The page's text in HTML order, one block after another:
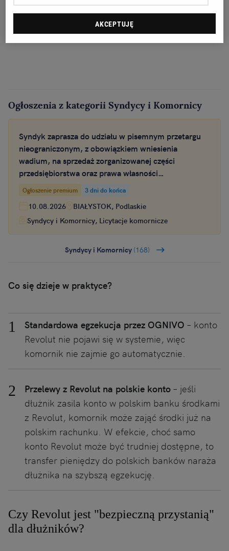
Ogłoszenia z kategorii Syndycy i Komornicy
Syndyk zaprasza do udziału w pisemnym przetargu
nieograniczonym, z obowiązkiem wniesienia
wadium, na sprzedaż zorganizowanej części
przedsiębiorstwa oraz prawa własności
Ogłoszenie premium 3 dni do końca
10.08.2026
BIAŁYSTOK, Podlaskie
Syndycy i Komornicy, Licytacje komornicze
Syndycy i Komornicy (168)
Co się dzieje w praktyce?
Standardowa egzekucja przez OGNIVO – konto
Revolut nie pojawi się w systemie, więc
komornik nie zajmie go automatycznie.
Przelewy z Revolut na polskie konto – jeśli
dłużnik zasila konto w polskim banku środkami
z Revolut, komornik może zająć środki już na
polskim rachunku. W efekcie, choć samo
konto Revolut może być trudniej dostępne, to
transfer pieniędzy do polskich banków naraża
dłużnika na szybszą egzekucję.
Czy Revolut jest "bezpieczną przystanią"
dla dłużników?
AKCEPTUJĘ